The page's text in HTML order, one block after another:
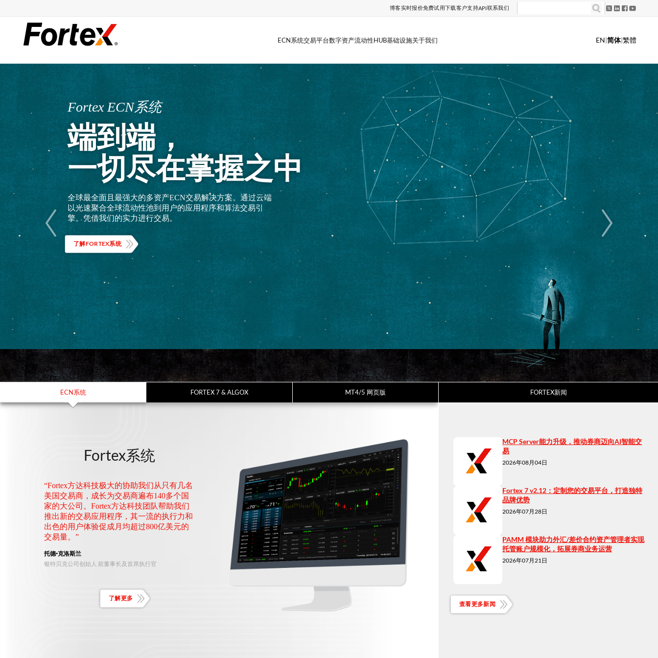
博客实时报价免费试用下载客户支持API联系我们
ECN系统交易平台数字资产流动性HUB基础设施关于我们 EN|简体|繁體
Fortex ECN系统
端到端，
一切尽在掌握之中
全球最全面且最强大的多资产ECN交易解决方案。通过云端
以光速聚合全球流动性池到用户的应用程序和算法交易引
擎。凭借我们的实力进行交易。
了解FORTEX系统
ECN系统 FORTEX 7 & ALGOX MT4/5 网页版
Fortex系统
“Fortex方达科技极大的协助我们从只有几名
美国交易商，成长为交易商遍布140多个国
家的大公司。Fortex方达科技团队帮助我们
推出新的交易应用程序，其一流的执行力和
出色的用户体验促成月均超过800亿美元的
交易量。”
托德•克洛斯兰
银特贝克公司创始人 前董事长及首席执行官
了解更多
FORTEX新闻
MCP Server能力升级，推动券商迈向AI智能交
易
2026年08月04日
Fortex 7 v2.12：定制您的交易平台，打造独特
品牌优势
2026年07月28日
PAMM 模块助力外汇/差价合约资产管理者实现
托管账户规模化，拓展券商业务运营
2026年07月21日
查看更多新闻